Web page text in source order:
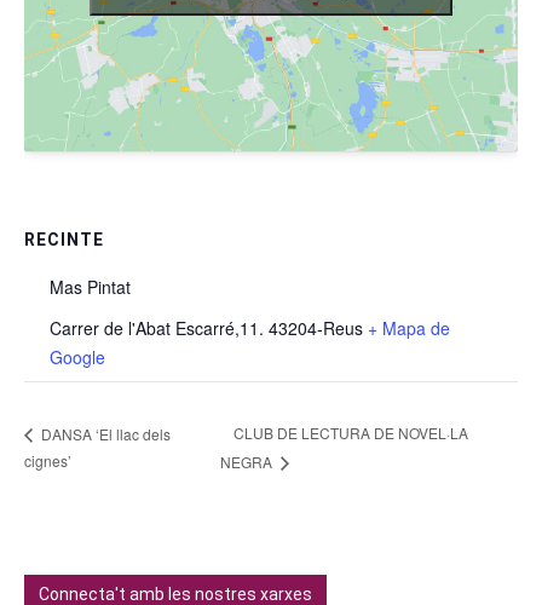
RECINTE
Mas Pintat
Carrer de l'Abat Escarré,11. 43204-Reus + Mapa de
Google
DANSA ‘El llac dels
cignes’
CLUB DE LECTURA DE NOVEL·LA
NEGRA
Connecta't amb les nostres xarxes